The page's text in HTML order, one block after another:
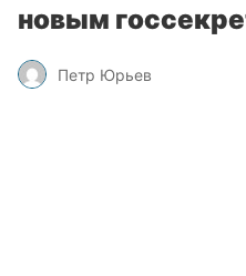
новым
Петр Юрьев